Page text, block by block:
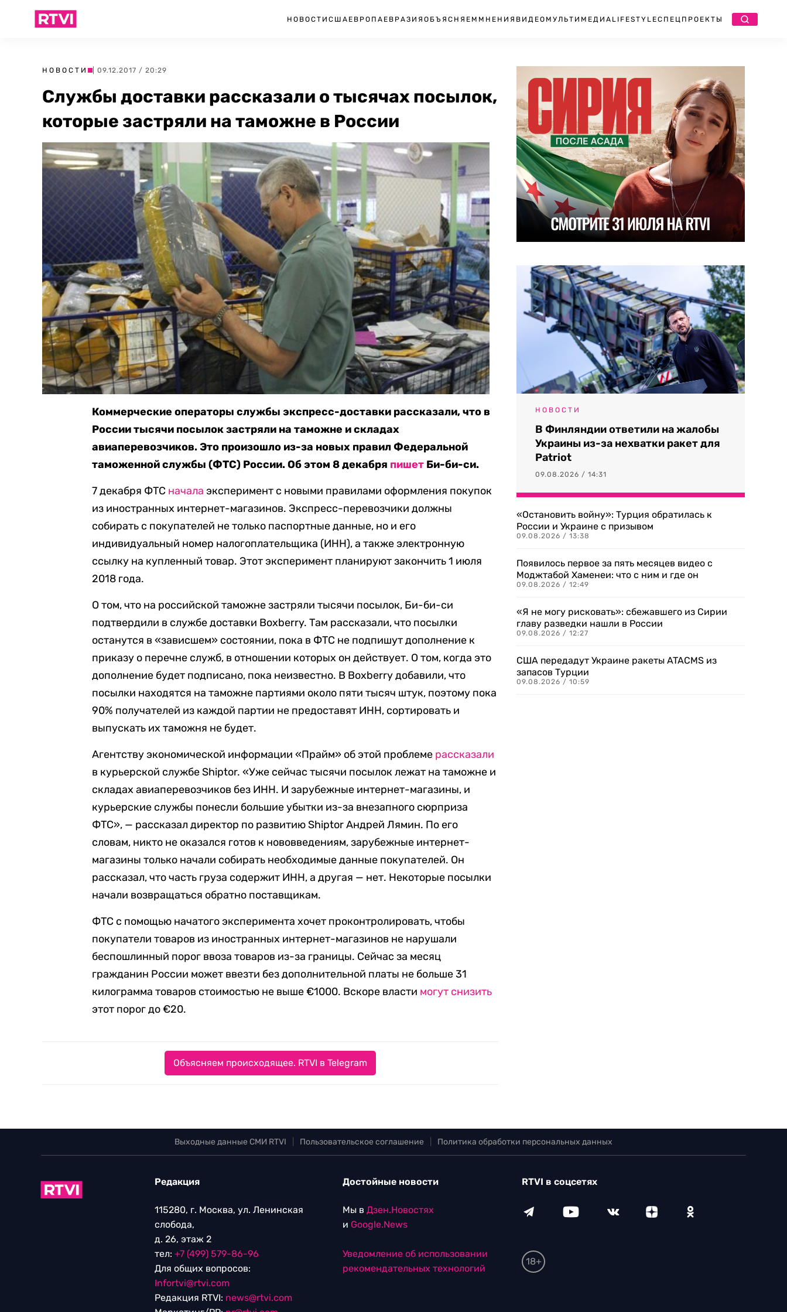
НОВОСТИ США ЕВРОПА ЕВРАЗИЯ ОБЪЯСНЯЕМ МНЕНИЯ ВИДЕО МУЛЬТИМЕДИА LIFESTYLEСПЕЦПРОЕКТЫ
НОВОСТИ | 09.12.2017 / 20:29
Службы доставки рассказали о тысячах посылок,
которые застряли на таможне в России
Коммерческие операторы службы экспресс-доставки рассказали, что в
России тысячи посылок застряли на таможне и складах
авиаперевозчиков. Это произошло из-за новых правил Федеральной
таможенной службы (ФТС) России. Об этом 8 декабря пишет Би-би-си.
7 декабря ФТС начала эксперимент с новыми правилами оформления покупок
из иностранных интернет-магазинов. Экспресс-перевозчики должны
собирать с покупателей не только паспортные данные, но и его
индивидуальный номер налогоплательщика (ИНН), а также электронную
ссылку на купленный товар. Этот эксперимент планируют закончить 1 июля
2018 года.
О том, что на российской таможне застряли тысячи посылок, Би-би-си
подтвердили в службе доставки Boxberry. Там рассказали, что посылки
останутся в «зависшем» состоянии, пока в ФТС не подпишут дополнение к
приказу о перечне служб, в отношении которых он действует. О том, когда это
дополнение будет подписано, пока неизвестно. В Boxberry добавили, что
посылки находятся на таможне партиями около пяти тысяч штук, поэтому пока
90% получателей из каждой партии не предоставят ИНН, сортировать и
выпускать их таможня не будет.
Агентству экономической информации «Прайм» об этой проблеме рассказали
в курьерской службе Shiptor. «Уже сейчас тысячи посылок лежат на таможне и
складах авиаперевозчиков без ИНН. И зарубежные интернет-магазины, и
курьерские службы понесли большие убытки из-за внезапного сюрприза
ФТС», — рассказал директор по развитию Shiptor Андрей Лямин. По его
словам, никто не оказался готов к нововведениям, зарубежные интернет-
магазины только начали собирать необходимые данные покупателей. Он
рассказал, что часть груза содержит ИНН, а другая — нет. Некоторые посылки
начали возвращаться обратно поставщикам.
ФТС с помощью начатого эксперимента хочет проконтролировать, чтобы
покупатели товаров из иностранных интернет-магазинов не нарушали
беспошлинный порог ввоза товаров из-за границы. Сейчас за месяц
гражданин России может ввезти без дополнительной платы не больше 31
килограмма товаров стоимостью не выше €1000. Вскоре власти могут снизить
этот порог до €20.
Объясняем происходящее. RTVI в Telegram
НОВОСТИ
В Финляндии ответили на жалобы
Украины из-за нехватки ракет для
Patriot
09.08.2026 / 14:31
«Остановить войну»: Турция обратилась к
России и Украине с призывом
09.08.2026 / 13:38
Появилось первое за пять месяцев видео с
Моджтабой Хаменеи: что с ним и где он
09.08.2026 / 12:49
«Я не могу рисковать»: сбежавшего из Сирии
главу разведки нашли в России
09.08.2026 / 12:27
США передадут Украине ракеты ATACMS из
запасов Турции
09.08.2026 / 10:59
Выходные данные СМИ RTVI Пользовательское соглашение Политика обработки персональных данных
Редакция
115280, г. Москва, ул. Ленинская
слобода,
д. 26, этаж 2
тел: +7 (499) 579-86-96
Для общих вопросов:
Infortvi@rtvi.com
Редакция RTVI: news@rtvi.com
Достойные новости
Мы в Дзен.Новостях
и Google.News
Уведомление об использовании
рекомендательных технологий
RTVI в соцсетях
18+